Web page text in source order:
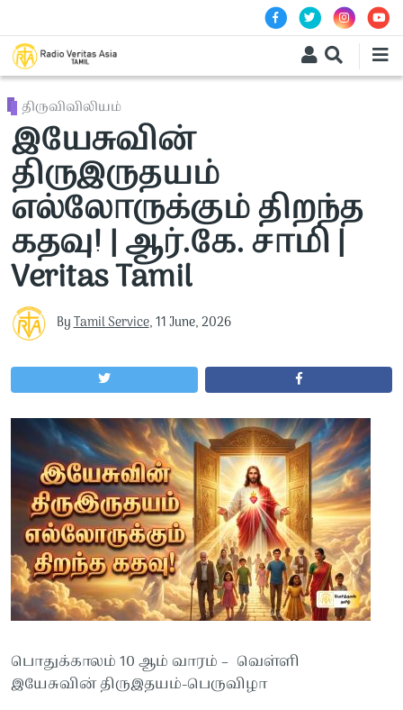
திருவிவிலியம்
இயேசுவின்
திருஇருதயம்
எல்லோருக்கும் திறந்த
கதவு! | ஆர்.கே. சாமி |
Veritas Tamil
ByTamil Service,11 June, 2026
பொதுக்காலம் 10 ஆம் வாரம் – வெள்ளி
இயேசுவின் திருஇதயம்-பெருவிழா